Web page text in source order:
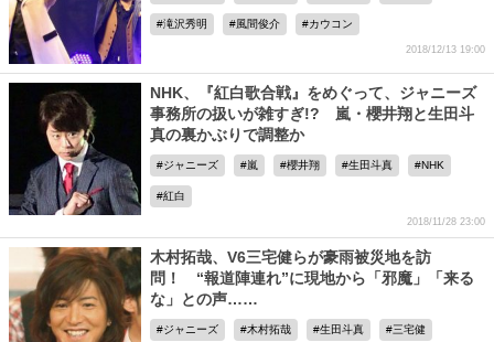
滝沢秀明 風間俊介 カウコン
2018/12/13 19:00
NHK、『紅白歌合戦』をめぐって、ジャニーズ
事務所の扱いが雑すぎ!? 嵐・櫻井翔と生田斗
真の裏かぶりで調整か
ジャニーズ 嵐 櫻井翔 生田斗真 NHK
紅白
2018/11/28 23:00
木村拓哉、V6三宅健らが豪雨被災地を訪
問！ “報道陣連れ”に現地から「邪魔」「来る
な」との声……
ジャニーズ 木村拓哉 生田斗真 三宅健